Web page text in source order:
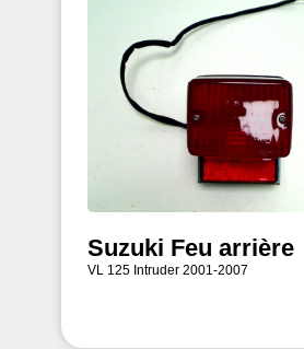
Suzuki Feu arrière
VL 125 Intruder 2001-2007